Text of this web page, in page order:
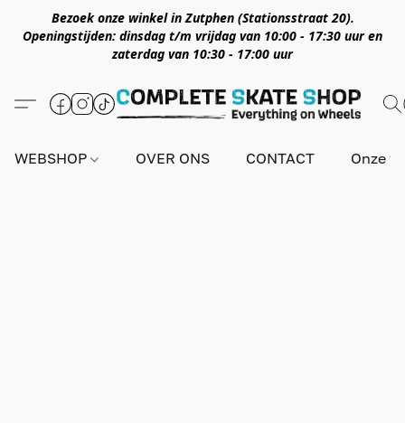
Bezoek onze winkel in Zutphen (Stationsstraat 20).
Openingstijden: dinsdag t/m vrijdag van 10:00 - 17:30 uur en
zaterdag van 10:30 - 17:00 uur
WEBSHOP OVER ONS CONTACT Onze